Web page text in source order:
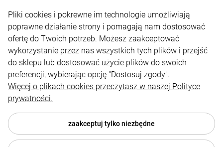
Góra Libertowska 24
30-444 Kraków
600 373 809
sklep@zagrzej.pl
Polecamy
Pliki cookies i pokrewne im technologie umożliwiają
poprawne działanie strony i pomagają nam dostosować
ofertę do Twoich potrzeb. Możesz zaakceptować
wykorzystanie przez nas wszystkich tych plików i przejść
do sklepu lub dostosować użycie plików do swoich
preferencji, wybierając opcję "Dostosuj zgody".
Więcej o plikach cookies przeczytasz w naszej Polityce
prywatności.
zaakceptuj tylko niezbędne